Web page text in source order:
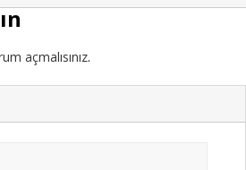
açmalısınız.